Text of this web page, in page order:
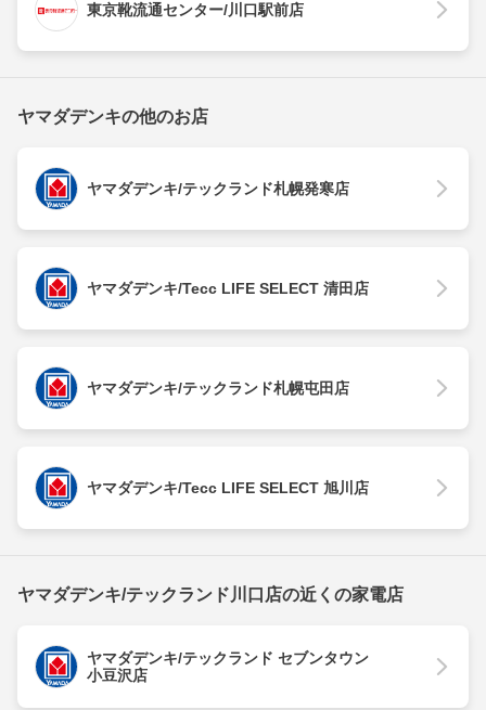
東京靴流通センター/川口駅前店
ヤマダデンキの他のお店
ヤマダデンキ/テックランド札幌発寒店
ヤマダデンキ/Tecc LIFE SELECT 清田店
ヤマダデンキ/テックランド札幌屯田店
ヤマダデンキ/Tecc LIFE SELECT 旭川店
ヤマダデンキ/テックランド川口店の近くの家電店
ヤマダデンキ/テックランド セブンタウン
小豆沢店